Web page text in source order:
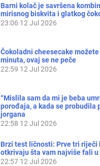
Barni kolač je savršena
mirisnog biskvita i glatkog
23:06 12 Jul 2026
Čokoladni cheesecake
minuta, ovaj se ne peče
22:59 12 Jul 2026
“Mislila sam da mi je beba
porođaja, a kada se probudila
jorgana
22:58 12 Jul 2026
Brzi test ličnosti: Prve tri riječi
otkrivaju šta vam najviše fali u
22:57 12 Jul 2026